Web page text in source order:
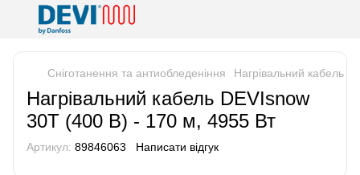
Сніготанення та антиобледеніння Нагрівальний кабель
Нагрівальний кабель DEVIsnow
30T (400 В) - 170 м, 4955 Вт
Артикул: 89846063 Написати відгук